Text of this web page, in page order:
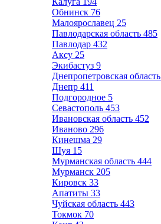
Обнинск 76
Малоярославец 25
Павлодарская область 485
Павлодар 432
Аксу 25
Экибастуз 9
Днепропетровская область
Днепр 411
Подгородное 5
Севастополь 453
Ивановская область 452
Иваново 296
Кинешма 29
Шуя 15
Мурманская область 444
Мурманск 205
Кировск 33
Апатиты 33
Чуйская область 443
Токмок 70